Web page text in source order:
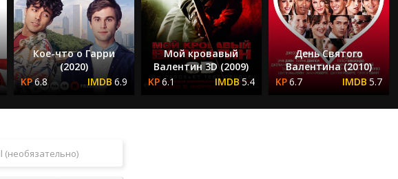
Кое-что о Гарри
(2020)
6.8
6.9
Мой кровавый
Валентин 3D (2009)
6.1
5.4
День Святого
Валентина (2010)
6.7
5.7